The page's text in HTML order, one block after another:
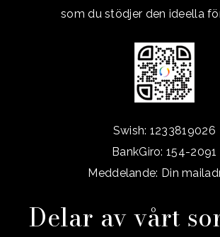
som du stödjer den ideella
Swish: 1233819026
BankGiro: 154-2091
Meddelande: Din
Delar av vårt